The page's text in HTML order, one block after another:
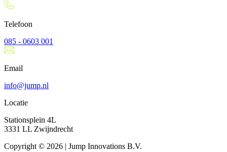
Telefoon
085 - 0603 001
Email
info@jump.nl
Locatie
Stationsplein 4L
3331 LL Zwijndrecht
Copyright © 2026 | Jump Innovations B.V.